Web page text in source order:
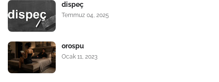
dispeç
Temmuz 04, 2025
orospu
Ocak 11, 2023